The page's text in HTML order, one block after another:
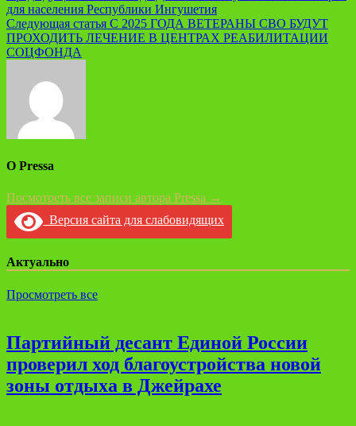
по
записям
для населения Республики Ингушетия
Следующая статья С 2025 ГОДА ВЕТЕРАНЫ СВО БУДУТ
ПРОХОДИТЬ ЛЕЧЕНИЕ В ЦЕНТРАХ РЕАБИЛИТАЦИИ
СОЦФОНДА
О Pressa
Посмотреть все записи автора Pressa →
Версия сайта для слабовидящих
Актуально
Просмотреть все
Партийный десант Единой России
проверил ход благоустройства новой
зоны отдыха в Джейрахе